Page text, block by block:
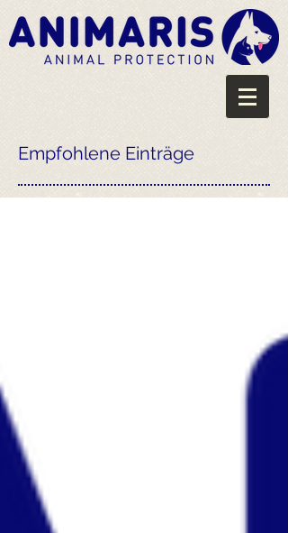
Empfohlene Einträge